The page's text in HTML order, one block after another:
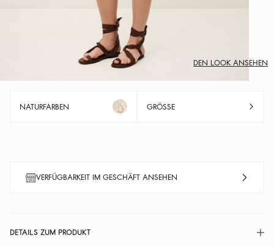
DEN LOOK ANSEHEN
NATURFARBEN GRÖSSE
VERFÜGBARKEIT IM GESCHÄFT ANSEHEN
DETAILS ZUM PRODUKT